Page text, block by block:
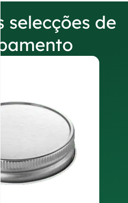
selecções de